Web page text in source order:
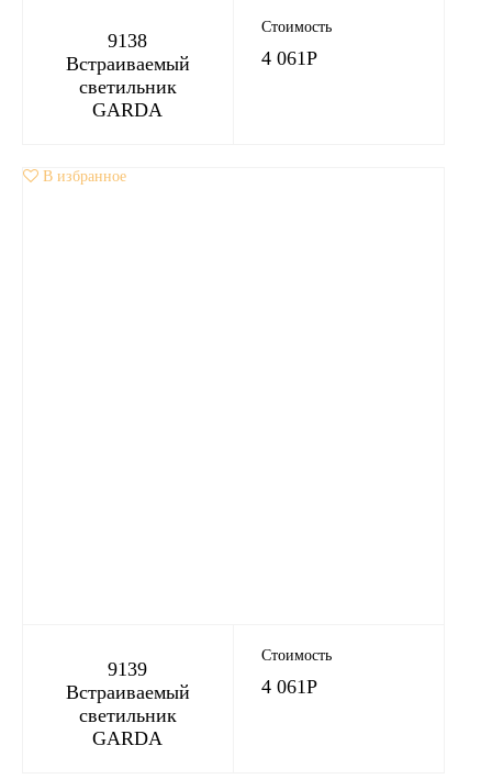
9138
Встраиваемый
светильник
GARDA
Стоимость
4 061Р
В избранное
9139
Встраиваемый
светильник
GARDA
Стоимость
4 061Р